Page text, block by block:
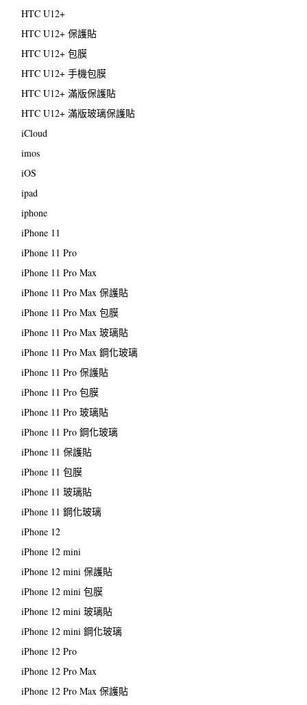
HTC U12+
HTC U12+ 保護貼
HTC U12+ 包膜
HTC U12+ 手機包膜
HTC U12+ 滿版保護貼
HTC U12+ 滿版玻璃保護貼
iCloud
imos
iOS
ipad
iphone
iPhone 11
iPhone 11 Pro
iPhone 11 Pro Max
iPhone 11 Pro Max 保護貼
iPhone 11 Pro Max 包膜
iPhone 11 Pro Max 玻璃貼
iPhone 11 Pro Max 鋼化玻璃
iPhone 11 Pro 保護貼
iPhone 11 Pro 包膜
iPhone 11 Pro 玻璃貼
iPhone 11 Pro 鋼化玻璃
iPhone 11 保護貼
iPhone 11 包膜
iPhone 11 玻璃貼
iPhone 11 鋼化玻璃
iPhone 12
iPhone 12 mini
iPhone 12 mini 保護貼
iPhone 12 mini 包膜
iPhone 12 mini 玻璃貼
iPhone 12 mini 鋼化玻璃
iPhone 12 Pro
iPhone 12 Pro Max
iPhone 12 Pro Max 保護貼